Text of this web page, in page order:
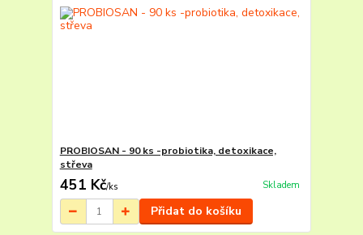
PROBIOSAN - 90 ks -probiotika, detoxikace,
střeva
451 Kč/ks Skladem
Přidat do košíku